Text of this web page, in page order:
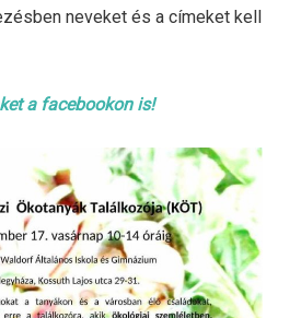
neveket és a címeket kell
a facebookon is!